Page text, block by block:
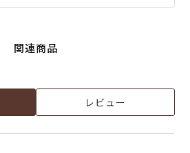
関連商品
レビュー